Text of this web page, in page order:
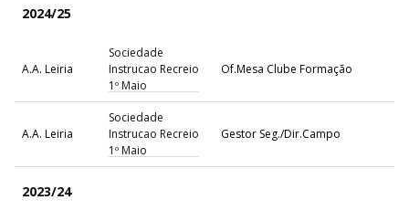
2024/25
A.A. Leiria
Sociedade
Instrucao Recreio
1º Maio
Of.Mesa Clube Formação
A.A. Leiria
Sociedade
Instrucao Recreio
1º Maio
Gestor Seg./Dir.Campo
2023/24